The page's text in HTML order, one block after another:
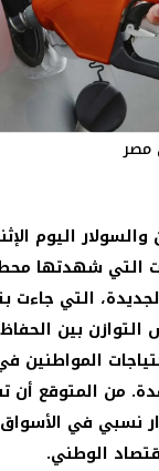
مصر
والسولار اليوم
التي شهدتها
التي جاءت
بين
المواطنين
من المتوقع
نسبي في الأسواق
الوطني.